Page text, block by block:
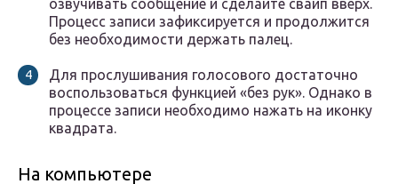
озвучивать сообщение и сделайте свайп вверх.
Процесс записи зафиксируется и продолжится
без необходимости держать палец.
Для прослушивания голосового достаточно
воспользоваться функцией «без рук». Однако в
процессе записи необходимо нажать на иконку
квадрата.
На компьютере